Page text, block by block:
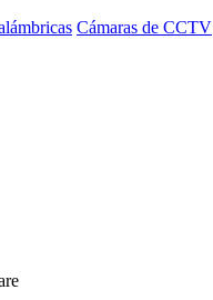
Cámaras de CCTV